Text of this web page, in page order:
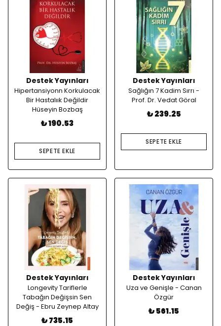
Destek Yayınları
Hipertansiyonn Korkulacak
Bir Hastalıık Değildir
Hüseyin Bozbaş
₺ 190.53
SEPETE EKLE
Destek Yayınları
Sağlığın 7 Kadim Sırrı -
Prof. Dr. Vedat Göral
₺ 239.25
SEPETE EKLE
Destek Yayınları
Longevity Tariflerle
Tabağın Değişsin Sen
Değiş - Ebru Zeynep Altay
₺ 735.15
Destek Yayınları
Uza ve Genişle - Canan
Özgür
₺ 561.15